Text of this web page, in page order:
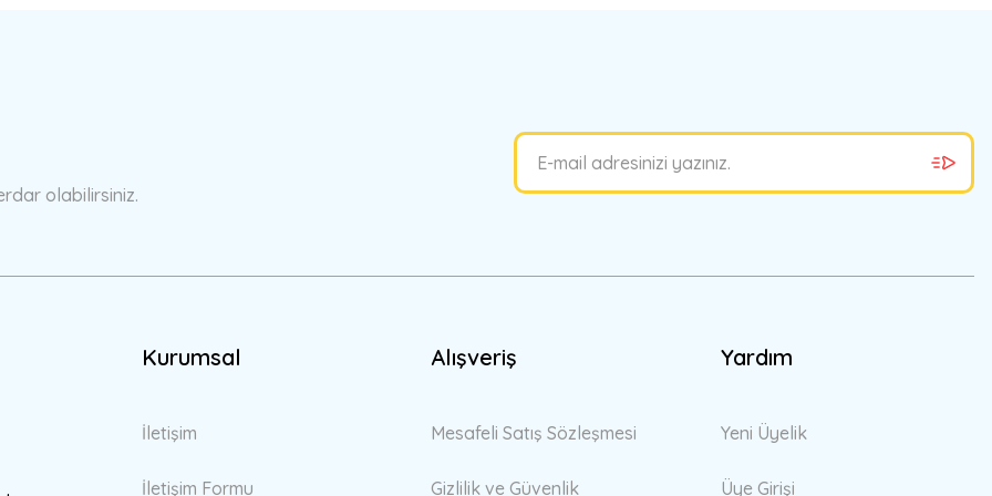
olabilirsiniz.
Kurumsal
İletişim
İletişim Formu
Alışveriş
Mesafeli Satış Sözleşmesi
Gizlilik ve Güvenlik
Yardım
Yeni Üyelik
Üye Girişi